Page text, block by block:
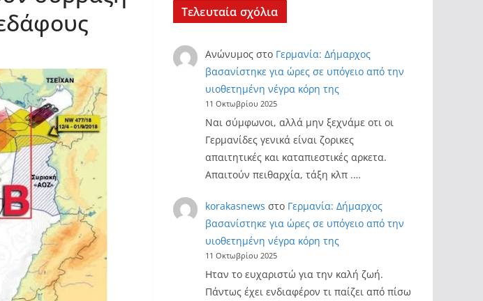
Τελευταία σχόλια
Ανώνυμοςστο Γερμανία: Δήμαρχος
βασανίστηκε για ώρες σε υπόγειο από την
υιοθετημένη νέγρα κόρη της
11 Οκτωβρίου 2025
Ναι σύμφωνοι, αλλά μην ξεχνάμε οτι οι
Γερμανίδες γενικά είναι ζορικες
απαιτητικές και καταπιεστικές αρκετα.
Απαιτούν πειθαρχία, τάξη κλπ .…
korakasnews στο Γερμανία: Δήμαρχος
βασανίστηκε για ώρες σε υπόγειο από την
υιοθετημένη νέγρα κόρη της
11 Οκτωβρίου 2025
Ηταν το ευχαριστώ για την καλή ζωή.
Πάντως έχει ενδιαφέρον τι παίζει από πίσω